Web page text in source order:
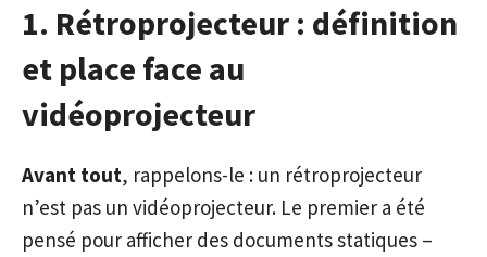
1. Rétroprojecteur : définition
et place face au
vidéoprojecteur
Avant tout, rappelons-le : un rétroprojecteur
n’est pas un vidéoprojecteur. Le premier a été
pensé pour afficher des documents statiques –